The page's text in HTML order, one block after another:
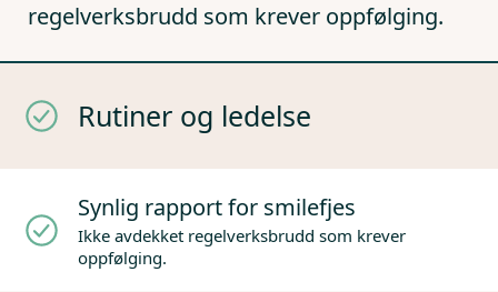
regelverksbrudd som krever oppfølging.
Rutiner og ledelse
Synlig rapport for smilefjes
Ikke avdekket regelverksbrudd som krever
oppfølging.